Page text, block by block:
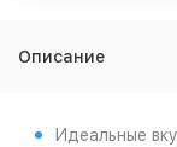
Описание
Идеальные